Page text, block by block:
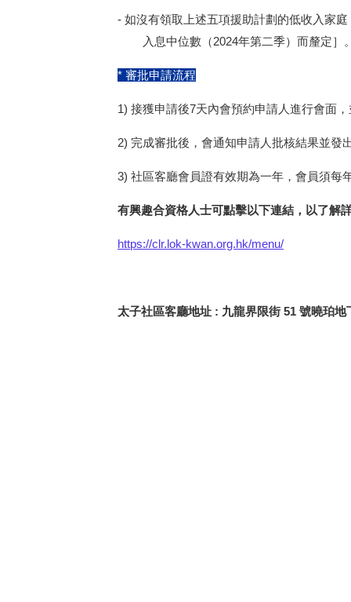
-如沒有領取上述五項援助計劃的低收入家
入息中位數（2024年第二季）而釐定］
* 審批申請流程
1) 接獲申請後7天內會預約申請人進行會面
2) 完成審批後，會通知申請人批核結果並發
3) 社區客廳會員證有效期為一年，會員須每
有興趣合資格人士可點擊以下連結，以了解
https://clr.lok-kwan.org.hk/menu/
太子社區客廳地址 : 九龍界限街 51 號曉珀地